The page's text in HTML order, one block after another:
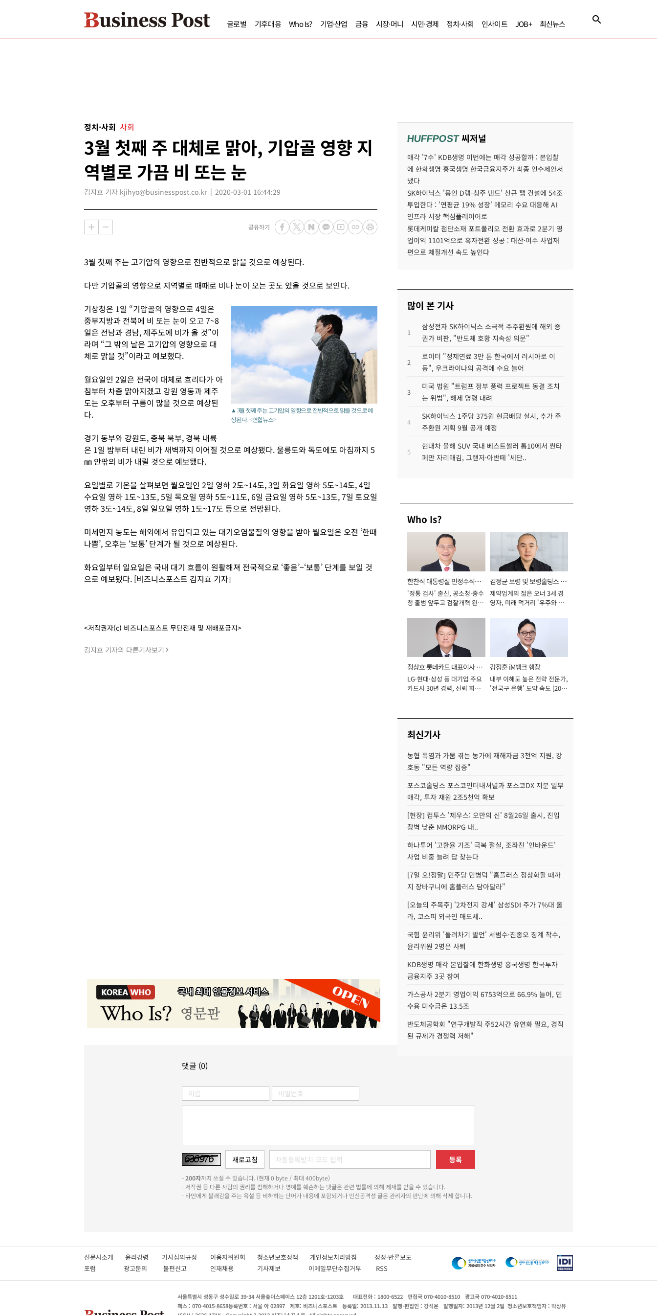
글로벌 기후대응 Who Is? 기업·산업 금융 시장·머니 시민·경제 정치·사회 인사이트 JOB+ 최신뉴스
정치·사회 사회
3월 첫째 주 대체로 맑아, 기압골 영향 지
역별로 가끔 비 또는 눈
김지효 기자 kjihyo@businesspost.co.kr 2020-03-01 16:44:29
공유하기
3월 첫째 주는 고기압의 영향으로 전반적으로 맑을 것으로 예상된다.
다만 기압골의 영향으로 지역별로 때때로 비나 눈이 오는 곳도 있을 것으로 보인다.
▲ 3월 첫째 주는 고기압의 영향으로 전반적으로 맑을 것으로 예
상된다. <연합뉴스>
기상청은 1일 “기압골의 영향으로 4일은
중부지방과 전북에 비 또는 눈이 오고 7~8
일은 전남과 경남, 제주도에 비가 올 것”이
라며 “그 밖의 날은 고기압의 영향으로 대
체로 맑을 것”이라고 예보했다.
월요일인 2일은 전국이 대체로 흐리다가 아
침부터 차츰 맑아지겠고 강원 영동과 제주
도는 오후부터 구름이 많을 것으로 예상된
다.
경기 동부와 강원도, 충북 북부, 경북 내륙
은 1일 밤부터 내린 비가 새벽까지 이어질 것으로 예상됐다. 울릉도와 독도에도 아침까지 5
㎜ 안팎의 비가 내릴 것으로 예보됐다.
요일별로 기온을 살펴보면 월요일인 2일 영하 2도~14도, 3일 화요일 영하 5도~14도, 4일
수요일 영하 1도~13도, 5일 목요일 영하 5도~11도, 6일 금요일 영하 5도~13도, 7일 토요일
영하 3도~14도, 8일 일요일 영하 1도~17도 등으로 전망된다.
미세먼지 농도는 해외에서 유입되고 있는 대기오염물질의 영향을 받아 월요일은 오전 ‘한때
나쁨’, 오후는 ‘보통’ 단계가 될 것으로 예상된다.
화요일부터 일요일은 국내 대기 흐름이 원활해져 전국적으로 ‘좋음’~‘보통’ 단계를 보일 것
으로 예보됐다. [비즈니스포스트 김지효 기자]
<저작권자(c) 비즈니스포스트 무단전재 및 재배포금지>
김지효 기자의 다른기사보기
HUFFPOST씨저널
매각 '7수' KDB생명 이번에는 매각 성공할까 : 본입찰
에 한화생명 흥국생명 한국금융지주가 최종 인수제안서
냈다
SK하이닉스 '용인 D램-청주 낸드' 신규 팹 건설에 54조
투입한다 : '연평균 19% 성장' 메모리 수요 대응해 AI
인프라 시장 핵심플레이어로
롯데케미칼 첨단소재 포트폴리오 전환 효과로 2분기 영
업이익 1101억으로 흑자전환 성공 : 대산·여수 사업재
편으로 체질개선 속도 높인다
많이 본 기사
1
삼성전자 SK하이닉스 소극적 주주환원에 해외 증
권가 비판, "반도체 호황 지속성 의문"
2
로이터 "정제연료 3만 톤 한국에서 러시아로 이
동", 우크라이나의 공격에 수요 늘어
3
미국 법원 "트럼프 정부 풍력 프로젝트 동결 조치
는 위법", 해제 명령 내려
4
SK하이닉스 1주당 375원 현금배당 실시, 추가 주
주환원 계획 9월 공개 예정
5
현대차 올해 SUV 국내 베스트셀러 톱10에서 싼타
페만 자리매김, 그랜저·아반떼 '세단..
Who Is?
한찬식 대통령실 민정수석비
서관
'정통 검사' 출신, 공소청·중수
청 출범 앞두고 검찰개혁 완수
김정균 보령 및 보령홀딩스 대
표이사 사장
제약업계의 젊은 오너 3세 경
영자, 미래 먹거리 '우주와 헬
정상호 롯데카드 대표이사 사
장
LG·현대·삼성 등 대기업 주요
카드사 30년 경력, 신뢰 회복
강정훈 iM뱅크 행장
내부 이해도 높은 전략 전문가,
'전국구 은행' 도약 속도 [2026
최신기사
농협 폭염과 가뭄 겪는 농가에 재해자금 3천억 지원, 강
호동 "모든 역량 집중"
포스코홀딩스 포스코인터내셔널과 포스코DX 지분 일부
매각, 투자 재원 2조5천억 확보
[현장] 컴투스 '제우스: 오만의 신' 8월26일 출시, 진입
장벽 낮춘 MMORPG 내..
하나투어 '고환율 기조' 극복 절실, 조좌진 '인바운드'
사업 비중 늘려 답 찾는다
[7일 오!정말] 민주당 민병덕 "홈플러스 정상화될 때까
지 장바구니에 홈플러스 담아달라"
[오늘의 주목주] '2차전지 강세' 삼성SDI 주가 7%대 올
라, 코스피 외국인 매도세..
국힘 윤리위 '돌려차기 발언' 서범수·진종오 징계 착수,
윤리위원 2명은 사퇴
KDB생명 매각 본입찰에 한화생명 흥국생명 한국투자
금융지주 3곳 참여
가스공사 2분기 영업이익 6753억으로 66.9% 늘어, 민
수용 미수금은 13.5조
반도체공학회 "연구개발직 주52시간 유연화 필요, 경직
된 규제가 경쟁력 저해"
댓글 (0)
등록
-200자까지 쓰실 수 있습니다. (현재 0 byte / 최대 400byte)
- 저작권 등 다른 사람의 권리를 침해하거나 명예를 훼손하는 댓글은 관련 법률에 의해 제재를 받을 수 있습니다.
- 타인에게 불쾌감을 주는 욕설 등 비하하는 단어가 내용에 포함되거나 인신공격성 글은 관리자의 판단에 의해 삭제 합니다.
신문사소개 윤리강령 기사심의규정 이용자위원회 청소년보호정책 개인정보처리방침 정정·반론보도
포럼
광고문의 불편신고 인재채용 기사제보 이메일무단수집거부 RSS
서울특별시 성동구 성수일로 39-34 서울숲더스페이스 12층 1201호-1203호 대표전화 : 1800-6522 편집국 070-4010-8510
광고국 070-4010-8511
팩스 : 070-4015-8658등록번호 : 서울 아 02897 제호: 비즈니스포스트 등록일: 2013.11.13 발행·편집인 : 강석운 발행일자: 2013년 12월 2일 청소년보호책임자 : 박상유